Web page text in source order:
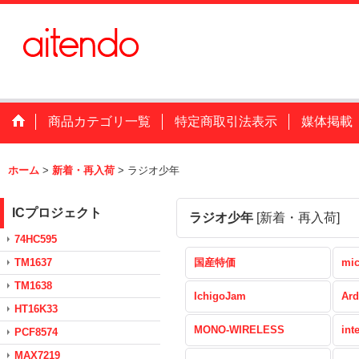
商品カテゴリ一覧 特定商取引法表示 媒体掲載
ホーム > 新着・再入荷 > ラジオ少年
ICプロジェクト
74HC595
TM1637
TM1638
HT16K33
PCF8574
MAX7219
ラジオ少年 [新着・再入荷]
国産特価
IchigoJam
MONO-WIRELESS